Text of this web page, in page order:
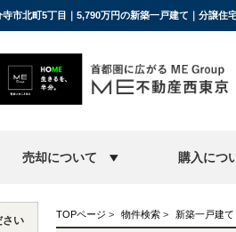
北町5丁目｜5,790万円の新築一戸建て｜分譲住
売却について 購入につ
TOPページ > 物件検索 > 新築一戸建て
さい